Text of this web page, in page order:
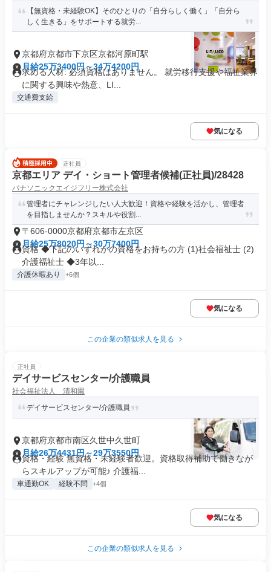
【無資格・未経験OK】そのひとりの「自分らしく働く」「自分ら
しく生きる」をサポートする就労...
京都府京都市下京区京都河原町駅
月給25万3400円～34万4200円
求める人材: 必須資格はありません。 就労移行支援や福祉業界
に関する興味や熱意、LI...
交通費支給
気になる
正社員
京都エリア デイ・ショート管理者候補(正社員)/28428
パナソニックエイジフリー株式会社
管理者にチャレンジしたい人大歓迎！資格や経験を活かし、管理者
を目指しませんか？スキルや役割...
〒606-0000京都府京都市左京区
月給25万8020円～30万7400円
資格 ◆下記のいずれかの資格をお持ちの方 (1)社会福祉士 (2)
介護福祉士 ◆3年以...
介護休暇あり +6個
気になる
この企業の類似求人を見る
正社員
デイサービスセンター/介護職員
社会福祉法人 清和園
デイサービスセンター/介護職員
京都府京都市南区久世中久世町
月給26万4431円～29万3550円
資格・経験 無資格・未経験者歓迎。資格取得補助で働きなが
らスキルアップが可能♪ 介護福...
車通勤OK 経験不問 +4個
気になる
この企業の類似求人を見る